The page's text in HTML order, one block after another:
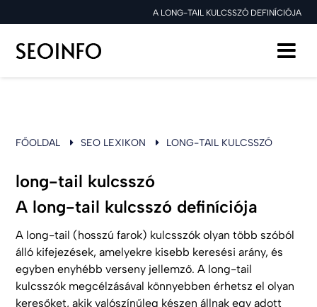
A LONG-TAIL KULCSSZÓ DEFINÍCIÓJA
FŐOLDAL SEO LEXIKON LONG-TAIL KULCSSZÓ
long-tail kulcsszó
A long-tail kulcsszó definíciója
A long-tail (hosszú farok) kulcsszók olyan több szóból
álló kifejezések, amelyekre kisebb keresési arány, és
egyben enyhébb verseny jellemző. A long-tail
kulcsszók megcélzásával könnyebben érhetsz el olyan
keresőket, akik valószínűleg készen állnak egy adott